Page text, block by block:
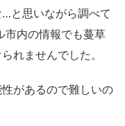
と思いながら調べて
市内の情報でも蔓草
れませんでした。
があるので難しいの